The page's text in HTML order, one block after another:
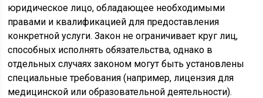
юридическое лицо, обладающее необходимыми
правами и квалификацией для предоставления
конкретной услуги. Закон не ограничивает круг лиц,
способных исполнять обязательства, однако в
отдельных случаях законом могут быть установлены
специальные требования (например, лицензия для
медицинской или образовательной деятельности).